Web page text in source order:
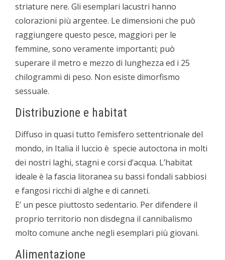
striature nere. Gli esemplari lacustri hanno
colorazioni più argentee. Le dimensioni che può
raggiungere questo pesce, maggiori per le
femmine, sono veramente importanti; può
superare il metro e mezzo di lunghezza ed i 25
chilogrammi di peso. Non esiste dimorfismo
sessuale.
Distribuzione e habitat
Diffuso in quasi tutto l’emisfero settentrionale del
mondo, in Italia il luccio è specie autoctona in molti
dei nostri laghi, stagni e corsi d’acqua. L’habitat
ideale è la fascia litoranea su bassi fondali sabbiosi
e fangosi ricchi di alghe e di canneti.
E’ un pesce piuttosto sedentario. Per difendere il
proprio territorio non disdegna il cannibalismo
molto comune anche negli esemplari più giovani.
Alimentazione